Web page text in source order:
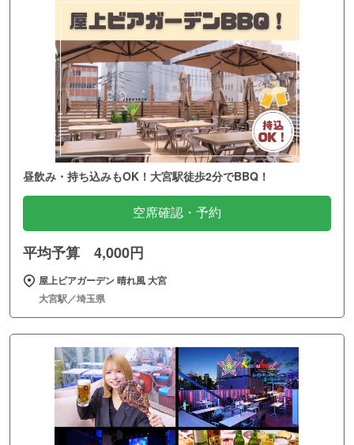
昼飲み・持ち込みもOK！大宮駅徒歩2分でBBQ！
空席確認・予約
平均予算 4,000円
屋上ビアガーデン 晴れ風 大宮
大宮駅／埼玉県